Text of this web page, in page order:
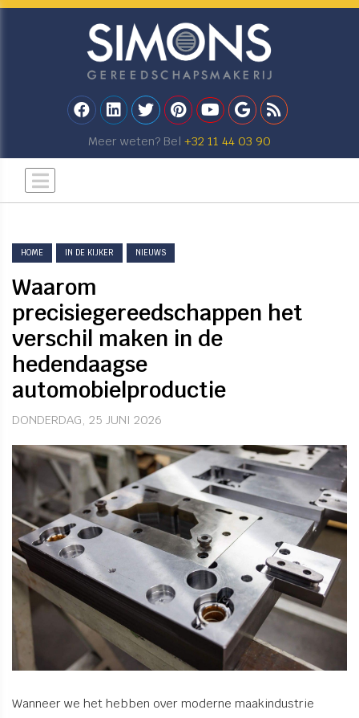
Meer weten? Bel +32 11 44 03 90
HOME IN DE KIJKER NIEUWS
Waarom
precisiegereedschappen het
verschil maken in de
hedendaagse
automobielproductie
DONDERDAG, 25 JUNI 2026
Wanneer we het hebben over moderne maakindustrie